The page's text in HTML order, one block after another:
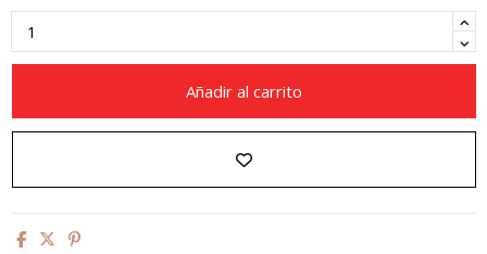
Añadir al carrito